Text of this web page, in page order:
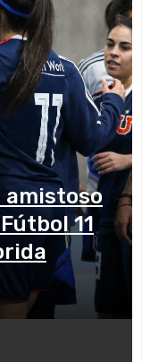
amistoso
11